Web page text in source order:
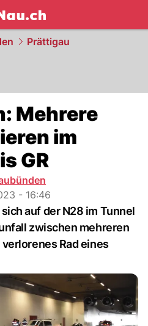
NAU.ch
Prättigau
Mehrere
im
GR
- 16:46
auf der N28 im Tunnel
zwischen mehreren
Rad eines